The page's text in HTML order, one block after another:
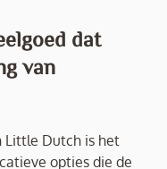
dat
van
Little Dutch is het
opties die de